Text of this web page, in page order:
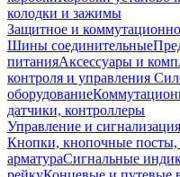
колодки и зажимы
Защитное и
Шины соединительные
питанияАксессуары и
контроля и управления
оборудование
датчики, контроллеры
Управление и сигнализация
Кнопки, кнопочные посты,
арматураСигнальные